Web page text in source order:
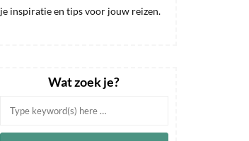
je inspiratie en tips voor jouw reizen.
Wat zoek je?